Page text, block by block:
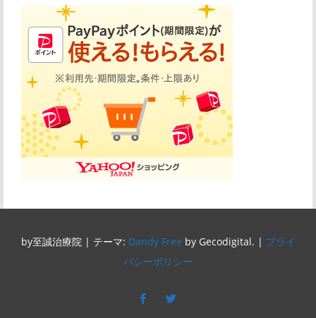
by至誠治療院 | テーマ: Dandy Free by Gecodigital. | プライ
バシーポリシー